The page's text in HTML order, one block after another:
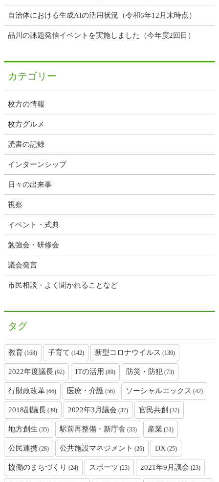
自治体における生成AIの活用状況（令和6年12月末時点）
品川の課題発信イベントを実施しました（今年度2回目）
カテゴリー
枚方の情報
枚方グルメ
読書の記録
インターンシップ
日々の出来事
視察
イベント・式典
勉強会・研修会
議会発言
市民相談・よく聞かれることなど
タグ
教育 (168) 子育て (142) 新型コロナウイルス (130)
2022年度議長 (92) ITの活用 (89) 防災・防犯 (73)
行財政改革 (66) 医療・介護 (56) ソーシャルエックス (42)
2018副議長 (39) 2022年3月議会 (37) 官民共創 (37)
地方創生 (35) 駅前再整備・新庁舎 (33) 産業 (31)
公民連携 (28) 公共施設マネジメント (26) DX (25)
協働のまちづくり (24) スポーツ (23) 2021年9月議会 (23)